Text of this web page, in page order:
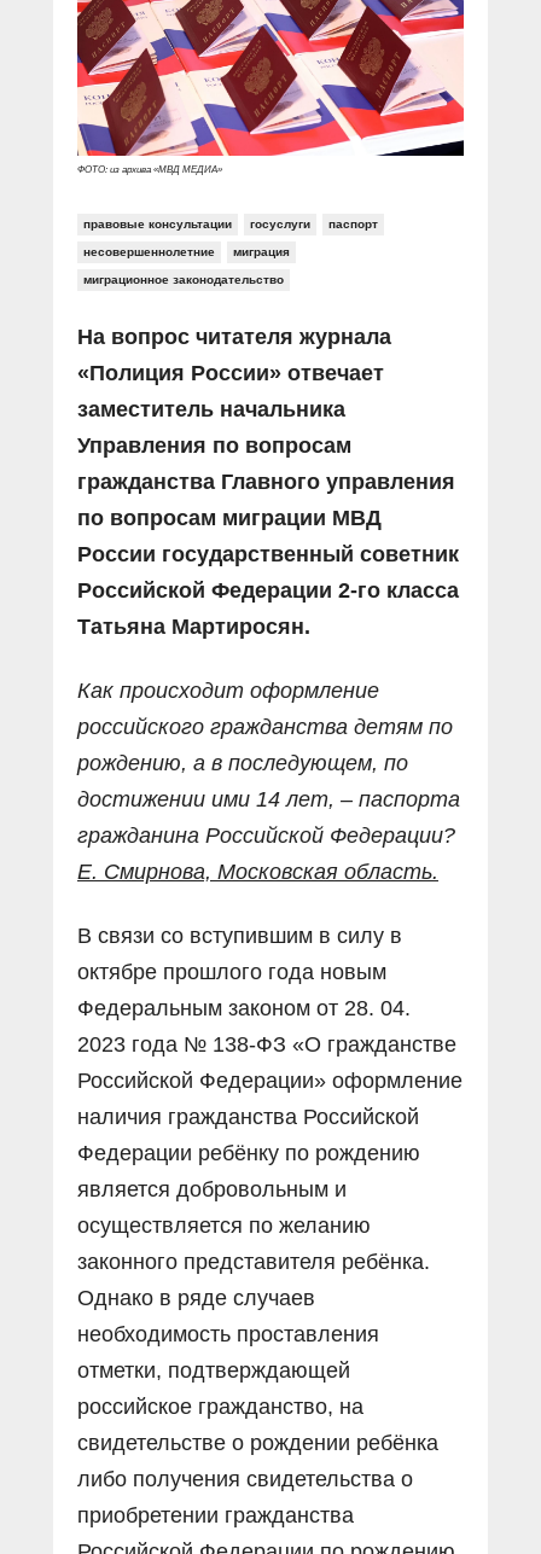
Социальные ролики
Документальные фильмы
Прямой разговор
В знании сила
Специальный репортаж
КиберПОСТОВОЙ
Газета «Щит и меч»
Журнал «Полиция России»
О ПОРТАЛЕ
Контакты
Вакансии
ФОТО: из архива «МВД МЕДИА»
правовые консультации госуслуги паспорт
несовершеннолетние миграция
миграционное законодательство
На вопрос читателя журнала
«Полиция России» отвечает
заместитель начальника
Управления по вопросам
гражданства Главного управления
по вопросам миграции МВД
России государственный советник
Российской Федерации 2-го класса
Татьяна Мартиросян.
Как происходит оформление
российского гражданства детям по
рождению, а в последующем, по
достижении ими 14 лет, – паспорта
гражданина Российской Федерации?
Е. Смирнова, Московская область.
В связи со вступившим в силу в
октябре прошлого года новым
Федеральным законом от 28. 04.
2023 года № 138-ФЗ «О гражданстве
Российской Федерации» оформление
наличия гражданства Российской
Федерации ребёнку по рождению
является добровольным и
осуществляется по желанию
законного представителя ребёнка.
Однако в ряде случаев
необходимость проставления
отметки, подтверждающей
российское гражданство, на
свидетельстве о рождении ребёнка
либо получения свидетельства о
приобретении гражданства